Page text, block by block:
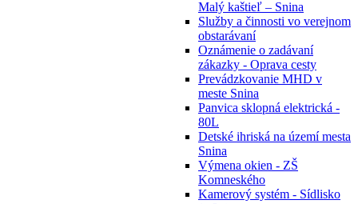
Malý kaštieľ – Snina
Služby a činnosti vo verejnom
obstarávaní
Oznámenie o zadávaní
zákazky - Oprava cesty
Prevádzkovanie MHD v
meste Snina
Panvica sklopná elektrická -
80L
Detské ihriská na území mesta
Snina
Výmena okien - ZŠ
Komneského
Kamerový systém - Sídlisko